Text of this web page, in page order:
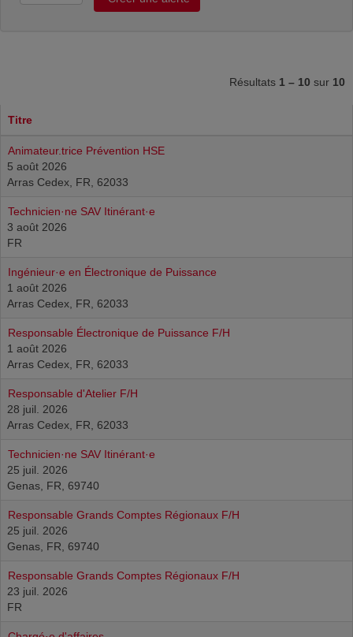
Résultats 1 – 10 sur 10
Titre
Animateur.trice Prévention HSE
5 août 2026
Arras Cedex, FR, 62033
Technicien·ne SAV Itinérant·e
3 août 2026
FR
Ingénieur·e en Électronique de Puissance
1 août 2026
Arras Cedex, FR, 62033
Responsable Électronique de Puissance F/H
1 août 2026
Arras Cedex, FR, 62033
Responsable d'Atelier F/H
28 juil. 2026
Arras Cedex, FR, 62033
Technicien·ne SAV Itinérant·e
25 juil. 2026
Genas, FR, 69740
Responsable Grands Comptes Régionaux F/H
25 juil. 2026
Genas, FR, 69740
Responsable Grands Comptes Régionaux F/H
23 juil. 2026
FR